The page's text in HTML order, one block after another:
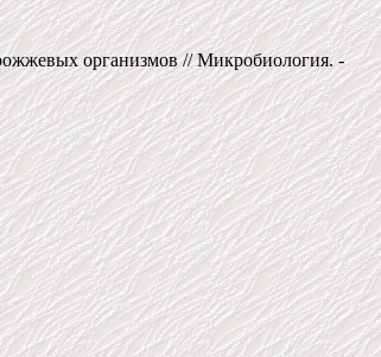
организмов // Микробиология. -